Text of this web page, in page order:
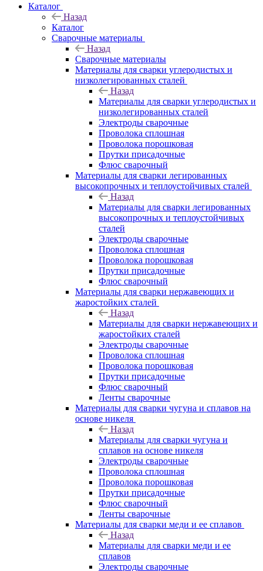
Каталог
Назад
Каталог
Сварочные материалы
Назад
Сварочные материалы
Материалы для сварки углеродистых и
низколегированных сталей
Назад
Материалы для сварки углеродистых и
низколегированных сталей
Электроды сварочные
Проволока сплошная
Проволока порошковая
Прутки присадочные
Флюс сварочный
Материалы для сварки легированных
высокопрочных и теплоустойчивых сталей
Назад
Материалы для сварки легированных
высокопрочных и теплоустойчивых
сталей
Электроды сварочные
Проволока сплошная
Проволока порошковая
Прутки присадочные
Флюс сварочный
Материалы для сварки нержавеющих и
жаростойких сталей
Назад
Материалы для сварки нержавеющих и
жаростойких сталей
Электроды сварочные
Проволока сплошная
Проволока порошковая
Прутки присадочные
Флюс сварочный
Ленты сварочные
Материалы для сварки чугуна и сплавов на
основе никеля
Назад
Материалы для сварки чугуна и
сплавов на основе никеля
Электроды сварочные
Проволока сплошная
Проволока порошковая
Прутки присадочные
Флюс сварочный
Ленты сварочные
Материалы для сварки меди и ее сплавов
Назад
Материалы для сварки меди и ее
сплавов
Электроды сварочные